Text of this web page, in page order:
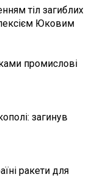
тіл загиблих
Юковим
промислові
загинув
ракети для